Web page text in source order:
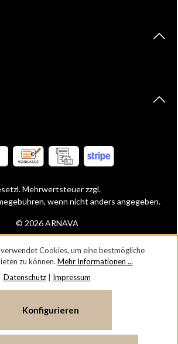
© 2026 ARNAVA
Mehrwertsteuer zzgl.
wenn nicht anders angegeben.
Cookies, um eine bestmögliche
zu können. Mehr Informationen ...
Datenschutz| Impressum
Konfigurieren